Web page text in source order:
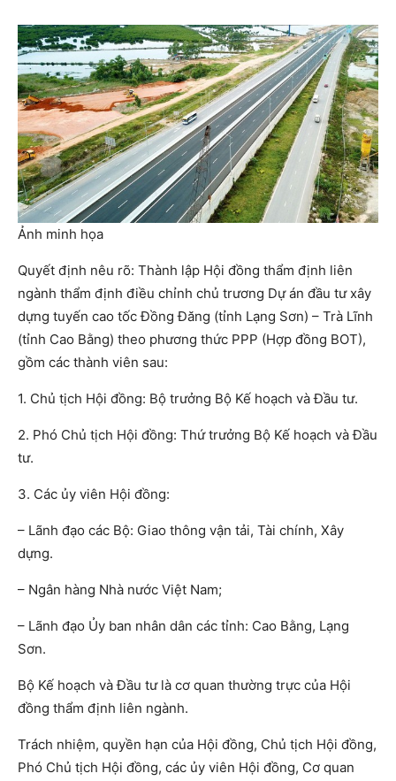
Ảnh minh họa
Quyết định nêu rõ: Thành lập Hội đồng thẩm định liên
ngành thẩm định điều chỉnh chủ trương Dự án đầu tư xây
dựng tuyến cao tốc Đồng Đăng (tỉnh Lạng Sơn) – Trà Lĩnh
(tỉnh Cao Bằng) theo phương thức PPP (Hợp đồng BOT),
gồm các thành viên sau:
1. Chủ tịch Hội đồng: Bộ trưởng Bộ Kế hoạch và Đầu tư.
2. Phó Chủ tịch Hội đồng: Thứ trưởng Bộ Kế hoạch và Đầu
tư.
3. Các ủy viên Hội đồng:
– Lãnh đạo các Bộ: Giao thông vận tải, Tài chính, Xây
dựng.
– Ngân hàng Nhà nước Việt Nam;
– Lãnh đạo Ủy ban nhân dân các tỉnh: Cao Bằng, Lạng
Sơn.
Bộ Kế hoạch và Đầu tư là cơ quan thường trực của Hội
đồng thẩm định liên ngành.
Trách nhiệm, quyền hạn của Hội đồng, Chủ tịch Hội đồng,
Phó Chủ tịch Hội đồng, các ủy viên Hội đồng, Cơ quan